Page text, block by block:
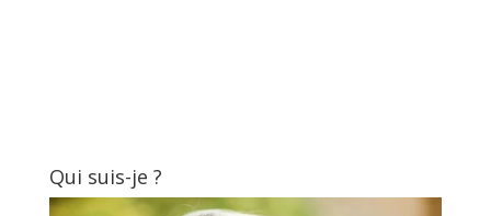
Qui suis-je ?